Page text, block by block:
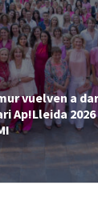
vuelven a
Ap!Lleida 2026